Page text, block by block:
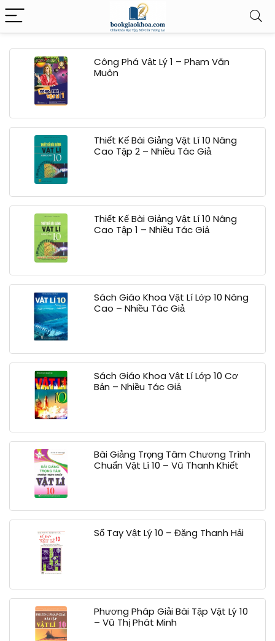
Công Phá Vật Lý 1 – Phạm Văn
Muôn
Thiết Kế Bài Giảng Vật Lí 10 Nâng
Cao Tập 2 – Nhiều Tác Giả
Thiết Kế Bài Giảng Vật Lí 10 Nâng
Cao Tập 1 – Nhiều Tác Giả
Sách Giáo Khoa Vật Lí Lớp 10 Nâng
Cao – Nhiều Tác Giả
Sách Giáo Khoa Vật Lí Lớp 10 Cơ
Bản – Nhiều Tác Giả
Bài Giảng Trọng Tâm Chương Trình
Chuẩn Vật Lí 10 – Vũ Thanh Khiết
Sổ Tay Vật Lý 10 – Đặng Thanh Hải
Phương Pháp Giải Bài Tập Vật Lý 10
– Vũ Thị Phát Minh